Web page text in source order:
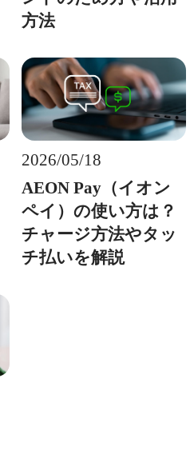
方法
2026/05/18
AEON Pay（イオン
ペイ）の使い方は？
チャージ方法やタッ
チ払いを解説